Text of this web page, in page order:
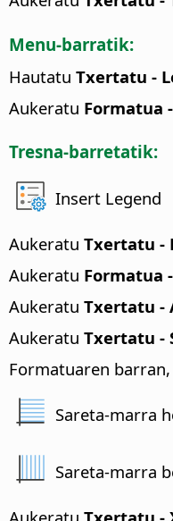
Menu-barratik:
Hautatu Txertatu -
Aukeratu Formatua
Tresna-barretatik:
Insert Legend
Aukeratu Txertatu -
Aukeratu Formatua
Aukeratu Txertatu -
Aukeratu Txertatu -
Formatuaren
Sareta-marra
Sareta-marra